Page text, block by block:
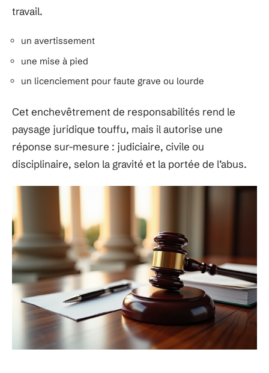
travail.
un avertissement
une mise à pied
un licenciement pour faute grave ou lourde
Cet enchevêtrement de responsabilités rend le
paysage juridique touffu, mais il autorise une
réponse sur-mesure : judiciaire, civile ou
disciplinaire, selon la gravité et la portée de l’abus.